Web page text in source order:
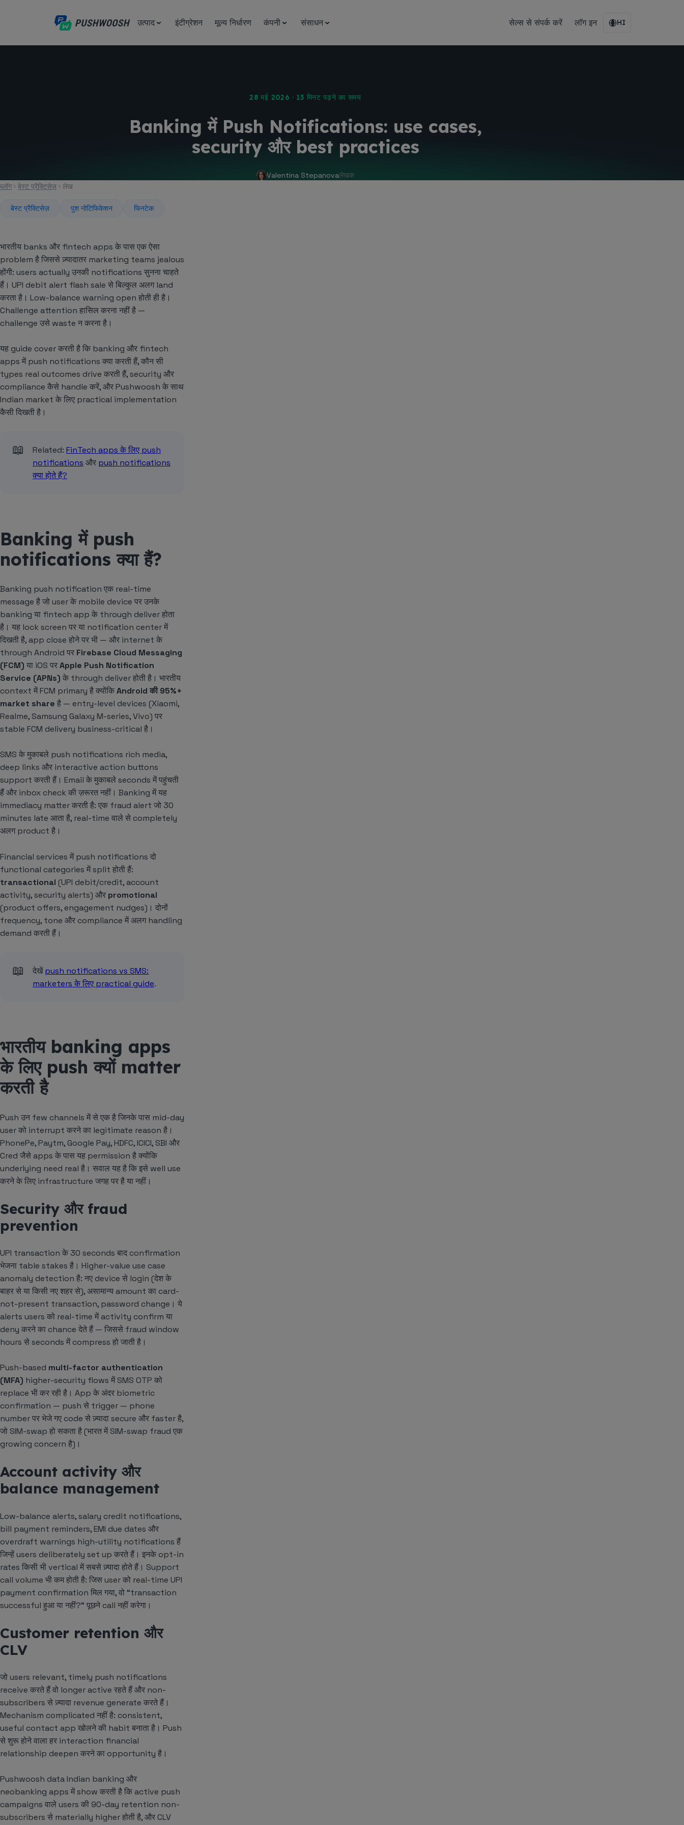
उत्पाद इंटीग्रेशन मूल्य निर्धारण कंपनी संसाधन सेल्स से संपर्क करें लॉग इन HI
28 मई 2026 · 13 मिनट पढ़ने का समय
Banking में Push Notifications: use cases,
security और best practices
Valentina Stepanovaलेखक
ब्लॉग
बेस्ट प्रैक्टिसेज़ लेख
बेस्ट प्रैक्टिसेज़ पुश नोटिफिकेशन फिनटेक
भारतीय banks और fintech apps के पास एक ऐसा
problem है जिससे ज़्यादातर marketing teams jealous
होंगी: users actually उनकी notifications सुनना चाहते
हैं। UPI debit alert flash sale से बिल्कुल अलग land
करता है। Low-balance warning open होती ही है।
Challenge attention हासिल करना नहीं है —
challenge उसे waste न करना है।
यह guide cover करती है कि banking और fintech
apps में push notifications क्या करती हैं, कौन सी
types real outcomes drive करती हैं, security और
compliance कैसे handle करें, और Pushwoosh के साथ
Indian market के लिए practical implementation
कैसी दिखती है।
📖 Related: FinTech apps के लिए push
notifications और push notifications
क्या होते हैं?
Banking में push
notifications क्या हैं?
Banking push notification एक real-time
message है जो user के mobile device पर उनके
banking या fintech app के through deliver होता
है। यह lock screen पर या notification center में
दिखती है, app close होने पर भी — और internet के
through Android पर Firebase Cloud Messaging
(FCM) या iOS परApple Push Notification
Service (APNs) के through deliver होती है। भारतीय
context में FCM primary है क्योंकिAndroid की 95%+
market share है — entry-level devices (Xiaomi,
Realme, Samsung Galaxy M-series, Vivo) पर
stable FCM delivery business-critical है।
SMS के मुकाबले push notifications rich media,
deep links और interactive action buttons
support करती हैं। Email के मुकाबले seconds में पहुंचती
हैं और inbox check की ज़रूरत नहीं। Banking में यह
immediacy matter करती है: एक fraud alert जो 30
minutes late आता है, real-time वाले से completely
अलग product है।
Financial services में push notifications दो
functional categories में split होती हैं:
transactional (UPI debit/credit, account
activity, security alerts) और promotional
(product offers, engagement nudges)। दोनों
frequency, tone और compliance में अलग handling
demand करती हैं।
📖 देखेंpush notifications vs SMS:
marketers के लिए practical guide.
भारतीय banking apps
के लिए push क्यों matter
करती है
Push उन few channels में से एक है जिनके पास mid-day
user को interrupt करने का legitimate reason है।
PhonePe, Paytm, Google Pay, HDFC, ICICI, SBI और
Cred जैसे apps के पास यह permission है क्योंकि
underlying need real है। सवाल यह है कि इसे well use
करने के लिए infrastructure जगह पर है या नहीं।
Security और fraud
prevention
UPI transaction के 30 seconds बाद confirmation
भेजना table stakes है। Higher-value use case
anomaly detection है: नए device से login (देश के
बाहर से या किसी नए शहर से), असामान्य amount का card-
not-present transaction, password change। ये
alerts users को real-time में activity confirm या
deny करने का chance देते हैं — जिससे fraud window
hours से seconds में compress हो जाती है।
Push-based multi-factor authentication
(MFA) higher-security flows में SMS OTP को
replace भी कर रही है। App के अंदर biometric
confirmation — push से trigger — phone
number पर भेजे गए code से ज़्यादा secure और faster है,
जो SIM-swap हो सकता है (भारत में SIM-swap fraud एक
growing concern है)।
Account activity और
balance management
Low-balance alerts, salary credit notifications,
bill payment reminders, EMI due dates और
overdraft warnings high-utility notifications हैं
जिन्हें users deliberately set up करते हैं। इनके opt-in
rates किसी भी vertical में सबसे ज़्यादा होते हैं। Support
call volume भी कम होती है: जिस user को real-time UPI
payment confirmation मिल गया, वो “transaction
successful हुआ या नहीं?” पूछने call नहीं करेगा।
Customer retention और
CLV
जो users relevant, timely push notifications
receive करते हैं वो longer active रहते हैं और non-
subscribers से ज़्यादा revenue generate करते हैं।
Mechanism complicated नहीं है: consistent,
useful contact app खोलने की habit बनाता है। Push
से शुरू होने वाला हर interaction financial
relationship deepen करने का opportunity है।
Pushwoosh data Indian banking और
neobanking apps में show करती है कि active push
campaigns वाले users की 90-day retention non-
subscribers से materially higher होती है, और CLV